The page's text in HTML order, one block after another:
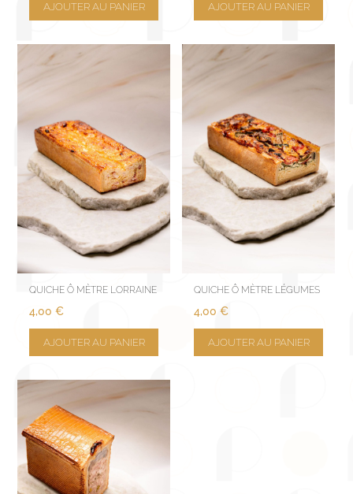
AJOUTER AU PANIER AJOUTER AU PANIER
QUICHE Ô MÈTRE LORRAINE
4,00€
AJOUTER AU PANIER
QUICHE Ô MÈTRE LÉGUMES
4,00€
AJOUTER AU PANIER